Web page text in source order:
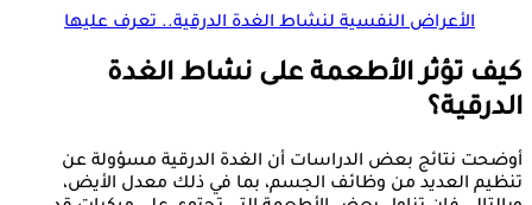
الأعراض النفسية لنشاط الغدة الدرقية.. تعرف عليها
كيف تؤثر الأطعمة على نشاط الغدة
الدرقية؟
أوضحت نتائج بعض الدراسات أن الغدة الدرقية مسؤولة عن
تنظيم العديد من وظائف الجسم، بما في ذلك معدل الأيض،